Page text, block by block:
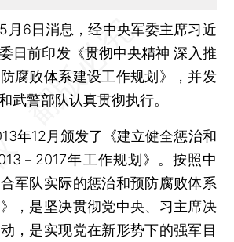
5月6日消息，经中央军委主席习近
日前印发《贯彻中央精神 深入推
腐败体系建设工作规划》，并发
武警部队认真贯彻执行。
12月颁发了《建立健全惩治和
－2017年工作规划》。按照中
军队实际的惩治和预防腐败体系
，是坚决贯彻党中央、习主席决
，是实现党在新形势下的强军目